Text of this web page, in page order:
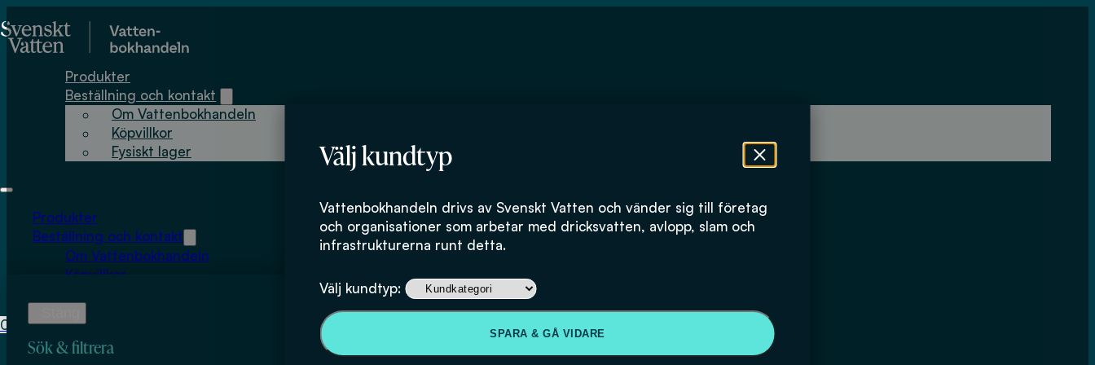
Välj kundtyp
Vattenbokhandeln drivs av Svenskt Vatten och vänder sig till företag
och organisationer som arbetar med dricksvatten, avlopp, slam och
infrastrukturerna runt detta.
Välj kundtyp:
SPARA & GÅ VIDARE
Produkter
Beställning och kontakt
Om Vattenbokhandeln
Köpvillkor
Fysiskt lager
Produkter
Beställning och kontakt
Om Vattenbokhandeln
Köpvillkor
0
kr
Inga produkter i varukorgen.
Jan-Erik Haglund
Sök & filtrera